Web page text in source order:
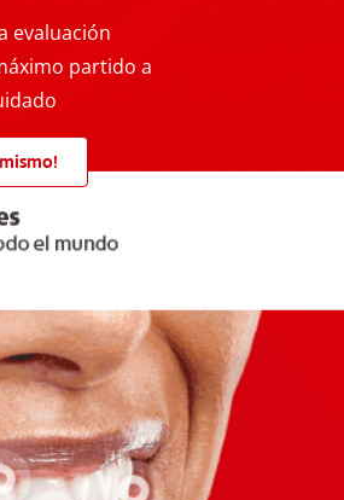
evaluación
partido a